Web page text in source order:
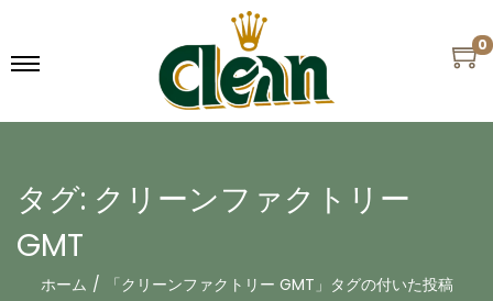
0
タグ: クリーンファクトリー
GMT
ホーム / 「クリーンファクトリー GMT」タグの付いた投稿